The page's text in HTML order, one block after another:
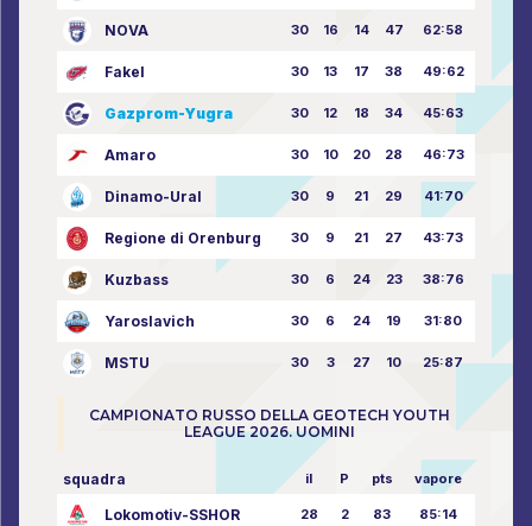
NOVA 30 16 14 47 62:58
Fakel 30 13 17 38 49:62
Gazprom-Yugra 30 12 18 34 45:63
Amaro 30 10 20 28 46:73
Dinamo-Ural 30 9 21 29 41:70
Regione di Orenburg 30 9 21 27 43:73
Kuzbass 30 6 24 23 38:76
Yaroslavich 30 6 24 19 31:80
MSTU 30 3 27 10 25:87
CAMPIONATO RUSSO DELLA GEOTECH YOUTH
LEAGUE 2026. UOMINI
squadra il P pts vapore
Lokomotiv-SSHOR 28 2 83 85:14